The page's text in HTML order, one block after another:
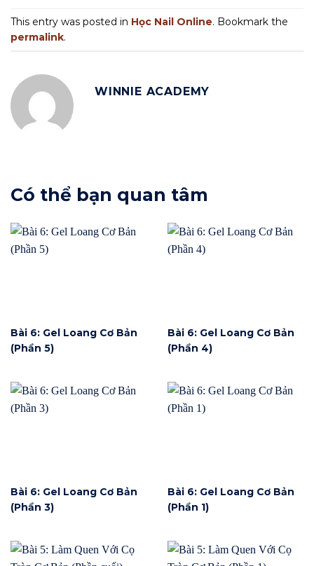
This entry was posted in Học Nail Online. Bookmark the
permalink.
WINNIE ACADEMY
Có thể bạn quan tâm
Bài 6: Gel Loang Cơ Bản
(Phần 5)
Bài 6: Gel Loang Cơ Bản
(Phần 4)
Bài 6: Gel Loang Cơ Bản
(Phần 3)
Bài 6: Gel Loang Cơ Bản
(Phần 1)